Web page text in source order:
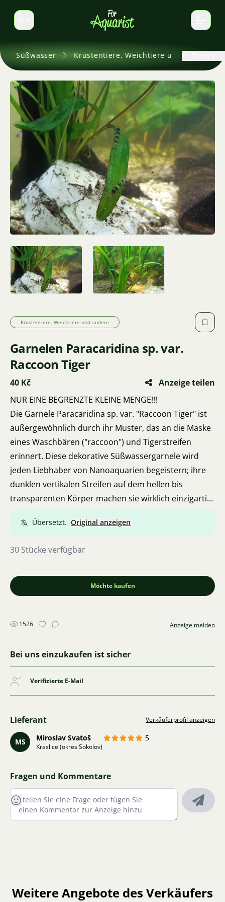
Sprache wechseln
Süßwasser Krustentiere, Weichtiere und andere
Krustentiere, Weichtiere und andere
Garnelen Paracaridina sp. var.
Raccoon Tiger
40 Kč
Anzeige teilen
NUR EINE BEGRENZTE KLEINE MENGE!!!
Die Garnele Paracaridina sp. var. "Raccoon Tiger" ist
außergewöhnlich durch ihr Muster, das an die Maske
eines Waschbären ("raccoon") und Tigerstreifen
erinnert. Diese dekorative Süßwassergarnele wird
jeden Liebhaber von Nanoaquarien begeistern; ihre
dunklen vertikalen Streifen auf dem hellen bis
transparenten Körper machen sie wirklich einzigartig.
Neocaridina.
Übersetzt. Original anzeigen
30 Stücke verfügbar
Möchte kaufen
1526 Anzeige melden
Bei uns einzukaufen ist sicher
Verifizierte E-Mail
Lieferant Verkäuferprofil anzeigen
MS Miroslav Svatoš 5
Kraslice (okres Sokolov)
Fragen und Kommentare
Weitere Angebote des Verkäufers